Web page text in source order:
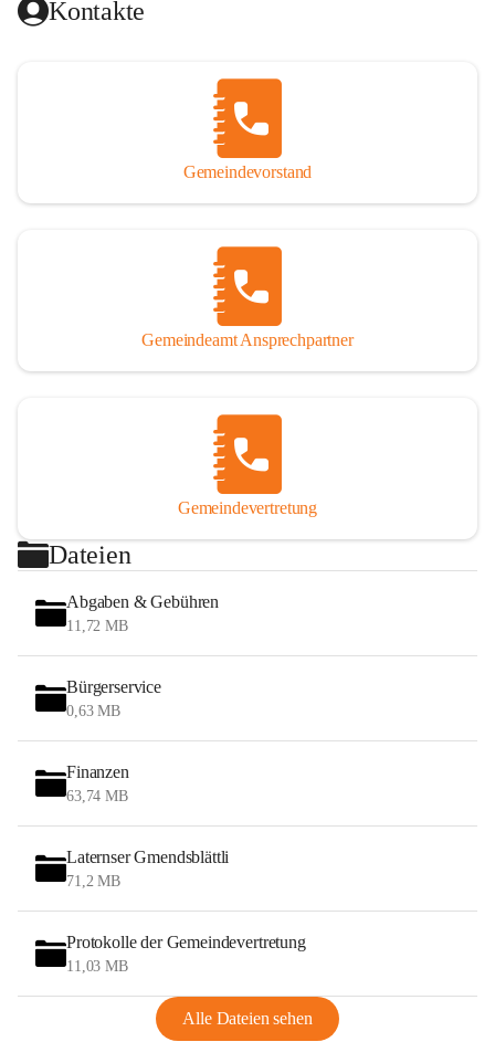
Kontakte
Gemeindevorstand
Gemeindeamt Ansprechpartner
Gemeindevertretung
Dateien
Abgaben & Gebühren
11,72 MB
Bürgerservice
0,63 MB
Finanzen
63,74 MB
Laternser Gmendsblättli
71,2 MB
Protokolle der Gemeindevertretung
11,03 MB
Alle Dateien sehen